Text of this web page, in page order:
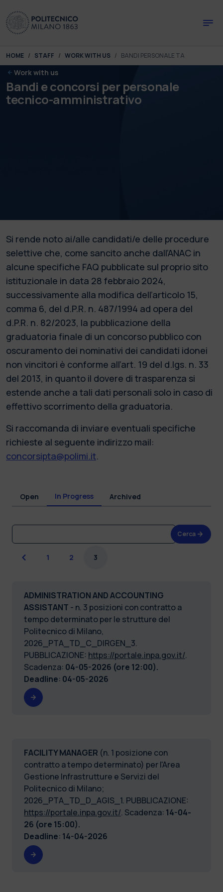
You are here:
HOME STAFF WORK WITH US BANDI PERSONALE TA
Work with us
Bandi e concorsi per personale
tecnico-amministrativo
Si rende noto ai/alle candidati/e delle procedure
selettive che, come sancito anche dall’ANAC in
alcune specifiche FAQ pubblicate sul proprio sito
istituzionale in data 28 febbraio 2024,
successivamente alla modifica dell’articolo 15,
comma 6, del d.P.R. n. 487/1994 ad opera del
d.P.R. n. 82/2023, la pubblicazione della
graduatoria finale di un concorso pubblico con
oscuramento dei nominativi dei candidati idonei
non vincitori è conforme all’art. 19 del d.lgs. n. 33
del 2013, in quanto il dovere di trasparenza si
estende anche a tali dati personali solo in caso di
effettivo scorrimento della graduatoria.
Si raccomanda di inviare eventuali specifiche
richieste al seguente indirizzo mail:
concorsipta@polimi.it.
Open In Progress Archived
Cerca
Previous
1 2 3
ADMINISTRATION AND ACCOUNTING
ASSISTANT - n. 3 posizioni con contratto a
tempo determinato per le strutture del
Politecnico di Milano,
2026_PTA_TD_C_DIRGEN_3.
PUBBLICAZIONE: https://portale.inpa.gov.it/.
Scadenza: 04-05-2026 (ore 12:00).
Deadline: 04-05-2026
FACILITY MANAGER (n. 1 posizione con
contratto a tempo determinato) per l'Area
Gestione Infrastrutture e Servizi del
Politecnico di Milano;
2026_PTA_TD_D_AGIS_1. PUBBLICAZIONE:
https://portale.inpa.gov.it/. Scadenza: 14-04-
26 (ore 15:00).
Deadline: 14-04-2026